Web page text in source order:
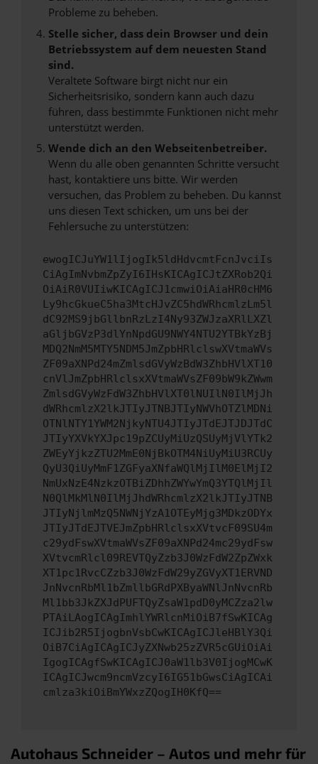
Probleme zu beheben.
Stelle sicher, dass dein Browser und dein
Betriebssystem auf dem neuesten Stand
sind.
Veraltete Software birgt nicht nur ein
Sicherheitsrisiko, sondern kann auch dazu
führen, dass bestimmte Funktionen nicht mehr
unterstützt werden.
Wende dich an den Webseitenbetreiber.
Wenn du alle oben genannten Schritte versucht
hast, kontaktiere uns bitte. Wir werden
versuchen, das Problem zu beheben. Du kannst
uns diesen Text schicken, um uns bei der
Fehlersuche zu unterstützen:
ewogICJuYW1lIjogIk5ldHdvcmtFcnJvciIs
CiAgImNvbmZpZyI6IHsKICAgICJtZXRob2Qi
OiAiR0VUIiwKICAgICJ1cmwiOiAiaHR0cHM6
Ly9hcGkueC5ha3MtcHJvZC5hdWRhcmlzLm5l
dC92MS9jbGllbnRzLzI4Ny93ZWJzaXRlLXZl
aGljbGVzP3dlYnNpdGU9NWY4NTU2YTBkYzBj
MDQ2NmM5MTY5NDM5JmZpbHRlclswXVtmaWVs
ZF09aXNPd24mZmlsdGVyWzBdW3ZhbHVlXT10
cnVlJmZpbHRlclsxXVtmaWVsZF09bW9kZWwm
ZmlsdGVyWzFdW3ZhbHVlXT0lNUIlN0IlMjJh
dWRhcmlzX2lkJTIyJTNBJTIyNWVhOTZlMDNi
OTNlNTY1YWM2NjkyNTU4JTIyJTdEJTJDJTdC
JTIyYXVkYXJpc19pZCUyMiUzQSUyMjVlYTk2
ZWEyYjkzZTU2MmE0NjBkOTM4NiUyMiU3RCUy
QyU3QiUyMmF1ZGFyaXNfaWQlMjIlM0ElMjI2
NmUxNzE4NzkzOTBiZDhhZWYwYmQ3YTQlMjIl
N0QlMkMlN0IlMjJhdWRhcmlzX2lkJTIyJTNB
JTIyNjlmMzQ5NWNjYzA1OTEyMjg3MDkzODYx
JTIyJTdEJTVEJmZpbHRlclsxXVtvcF09SU4m
c29ydFswXVtmaWVsZF09aXNPd24mc29ydFsw
XVtvcmRlcl09REVTQyZzb3J0WzFdW2ZpZWxk
XT1pc1RvcCZzb3J0WzFdW29yZGVyXT1ERVND
JnNvcnRbMl1bZmllbGRdPXByaWNlJnNvcnRb
Ml1bb3JkZXJdPUFTQyZsaW1pdD0yMCZza2lw
PTAiLAogICAgImhlYWRlcnMiOiB7fSwKICAg
ICJib2R5IjogbnVsbCwKICAgICJleHBlY3Qi
OiB7CiAgICAgICJyZXNwb25zZVR5cGUiOiAi
IgogICAgfSwKICAgICJ0aW1lb3V0IjogMCwK
ICAgICJwcm9ncmVzcyI6IG51bGwsCiAgICAi
cmlza3kiOiBmYWxzZQogIH0KfQ==
Autohaus Schneider – Autos und mehr für